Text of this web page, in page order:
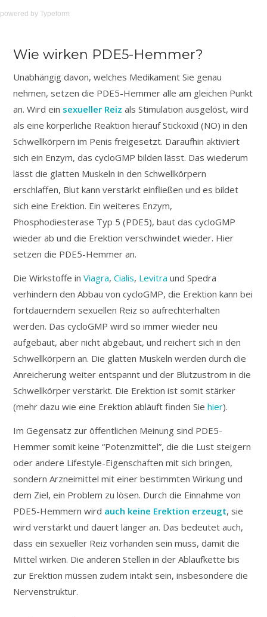
powered by Typeform
Wie wirken PDE5-Hemmer?
Unabhängig davon, welches Medikament Sie genau
nehmen, setzen die PDE5-Hemmer alle am gleichen Punkt
an. Wird ein sexueller Reiz als Stimulation ausgelöst, wird
als eine körperliche Reaktion hierauf Stickoxid (NO) in den
Schwellkörpern im Penis freigesetzt. Daraufhin aktiviert
sich ein Enzym, das cycloGMP bilden lässt. Das wiederum
lässt die glatten Muskeln in den Schwellkörpern
erschlaffen, Blut kann verstärkt einfließen und es bildet
sich eine Erektion. Ein weiteres Enzym,
Phosphodiesterase Typ 5 (PDE5), baut das cycloGMP
wieder ab und die Erektion verschwindet wieder. Hier
setzen die PDE5-Hemmer an.
Die Wirkstoffe in Viagra, Cialis, Levitra und Spedra
verhindern den Abbau von cycloGMP, die Erektion kann bei
fortdauerndem sexuellen Reiz so aufrechterhalten
werden. Das cycloGMP wird so immer wieder neu
aufgebaut, aber nicht abgebaut, und reichert sich in den
Schwellkörpern an. Die glatten Muskeln werden durch die
Anreicherung weiter entspannt und der Blutzustrom in die
Schwellkörper verstärkt. Die Erektion ist somit stärker
(mehr dazu wie eine Erektion abläuft finden Sie hier).
Im Gegensatz zur öffentlichen Meinung sind PDE5-
Hemmer somit keine “Potenzmittel”, die die Lust steigern
oder andere Lifestyle-Eigenschaften mit sich bringen,
sondern Arzneimittel mit einer bestimmten Wirkung und
dem Ziel, ein Problem zu lösen. Durch die Einnahme von
PDE5-Hemmern wird auch keine Erektion erzeugt, sie
wird verstärkt und dauert länger an. Das bedeutet auch,
dass ein sexueller Reiz vorhanden sein muss, damit die
Mittel wirken. Die anderen Stellen in der Ablaufkette bis
zur Erektion müssen zudem intakt sein, insbesondere die
Nervenstruktur.